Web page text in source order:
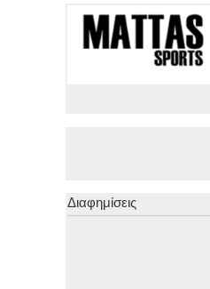
Διαφημίσεις